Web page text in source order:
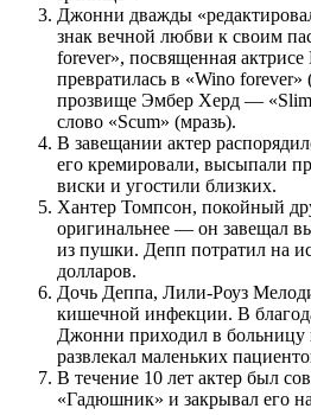
Джонни дважды
знак вечной любви к своим
forever», посвященная
превратилась в «Wino
прозвище Эмбер Херд —
слово «Scum» (мразь).
В завещании актер
его кремировали, высыпали
виски и угостили близких.
Хантер Томпсон, покойный
оригинальнее — он завещал
из пушки. Депп потратил на
долларов.
Дочь Деппа, Лили-Роуз
кишечной инфекции. В
Джонни приходил в больницу
развлекал маленьких
В течение 10 лет актер был
«Гадюшник» и закрывал его